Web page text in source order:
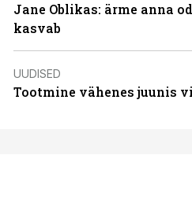
Jane Oblikas: ärme anna
kasvab
UUDISED
Tootmine vähenes juunis